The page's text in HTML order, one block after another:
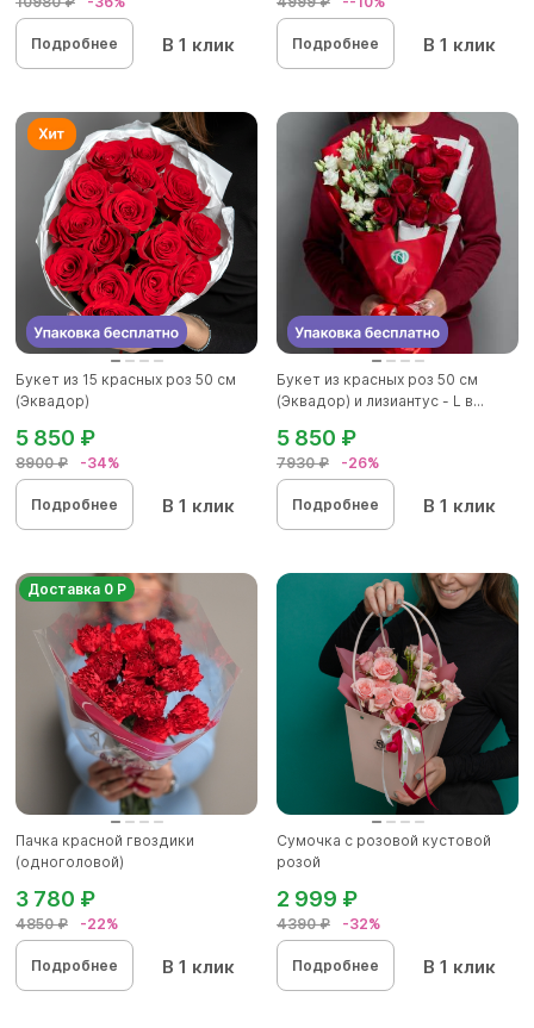
Подробнее В 1 клик Подробнее В 1 клик
Букет из 15 красных роз 50 см
(Эквадор)
8900 ₽ -34%
5 850 ₽
Подробнее В 1 клик
Букет из красных роз 50 см
(Эквадор) и лизиантус - L в...
7930 ₽ -26%
5 850 ₽
Подробнее В 1 клик
Доставка 0 Р
Пачка красной гвоздики
(одноголовой)
4850 ₽ -22%
3 780 ₽
Подробнее В 1 клик
Сумочка с розовой кустовой
розой
4390 ₽ -32%
2 999 ₽
Подробнее В 1 клик